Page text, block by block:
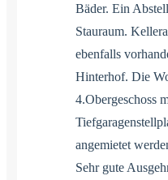
Bäder. Ein
Stauraum.
ebenfalls
Hinterhof. Die
4.Obergeschoss
angemietet
Sehr gute